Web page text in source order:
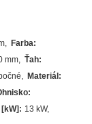
Farba:
mm Ťah:
Materiál :
:
: 13 kW